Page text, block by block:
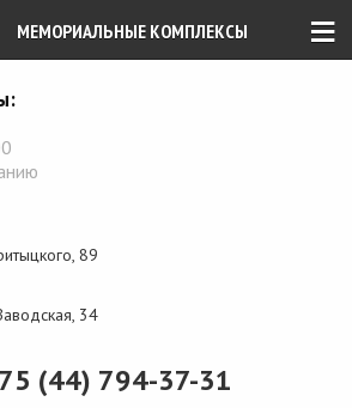
≡
МЕМОРИАЛЬНЫЕ КОМПЛЕКСЫ
89
34
(44) 794-37-31